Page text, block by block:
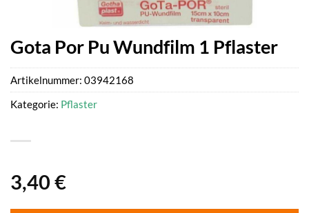
Gota Por Pu Wundfilm 1 Pflaster
3,40 €
Artikelnummer: 03942168
Kategorie: Pflaster